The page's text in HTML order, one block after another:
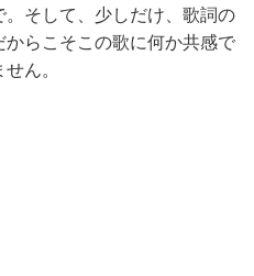
そして、少しだけ、歌詞の
らこそこの歌に何か共感で
ん。